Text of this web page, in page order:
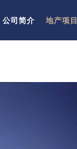
公司简介 地产项目